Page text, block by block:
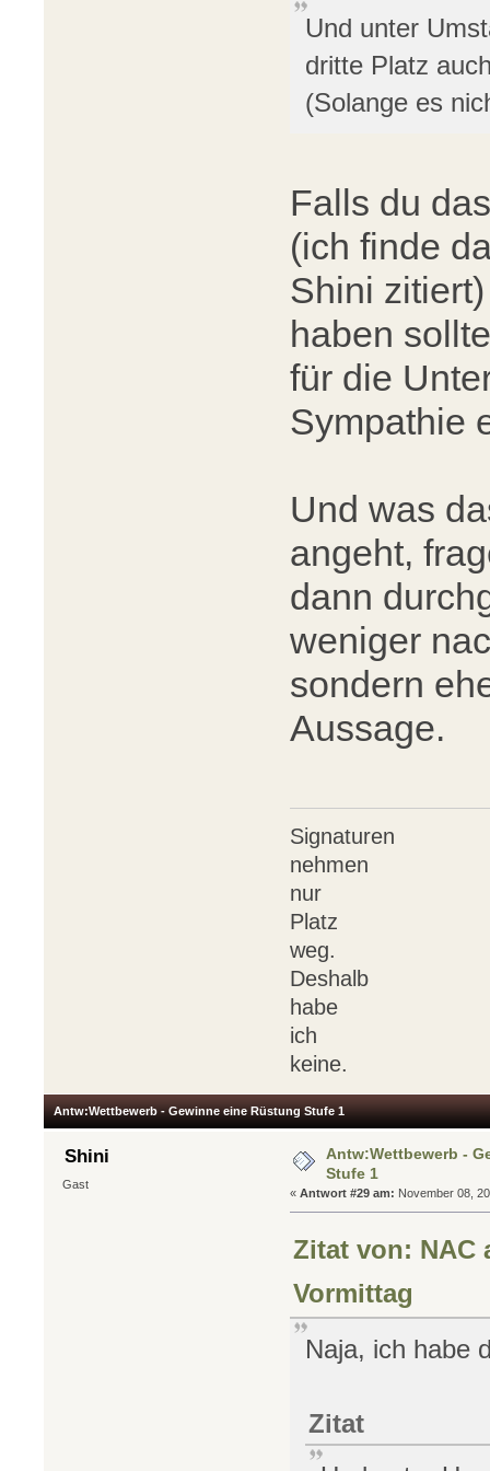
Und unter
dritte Platz
(Solange es
Falls du
(ich finde
Shini
haben
für die
Sympathie
Und was
angeht,
dann
weniger
sondern
Aussage.
Signaturen
nehmen
nur
Platz
weg.
Deshalb
habe
ich
keine.
Antw:Wettbewerb - Gewinne eine Rüstung Stufe 1
Shini
Gast
Antw:Wettbewerb -
Stufe 1
«Antwort #29 am: November 08,
Zitat von: NAC
Vormittag
Naja, ich habe
Zitat